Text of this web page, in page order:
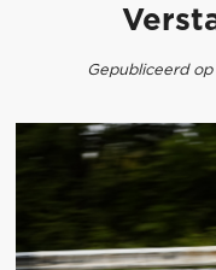
Gepubliceerd